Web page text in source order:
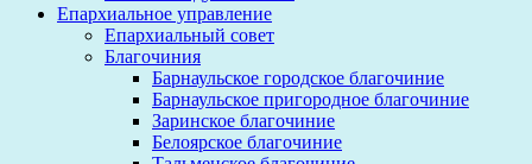
Епархиальное управление
Епархиальный совет
Благочиния
Барнаульское городское благочиние
Барнаульское пригородное благочиние
Заринское благочиние
Белоярское благочиние